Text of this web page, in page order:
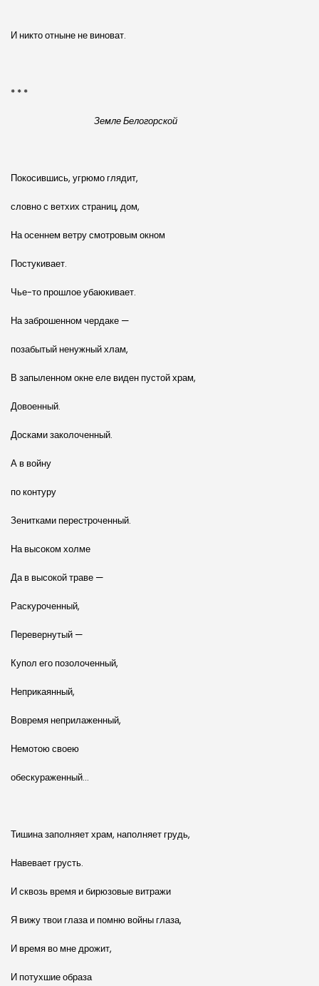
И никто отныне не виноват.
* * *
Земле Белогорской
Покосившись, угрюмо глядит,
словно с ветхих страниц, дом,
На осеннем ветру смотровым окном
Постукивает.
Чье-то прошлое убаюкивает.
На заброшенном чердаке —
позабытый ненужный хлам,
В запыленном окне еле виден пустой храм,
Довоенный.
Досками заколоченный.
А в войну
по контуру
Зенитками перестроченный.
На высоком холме
Да в высокой траве —
Раскуроченный,
Перевернутый —
Купол его позолоченный,
Неприкаянный,
Вовремя неприлаженный,
Немотою своею
обескураженный…
Тишина заполняет храм, наполняет грудь,
Навевает грусть.
И сквозь время и бирюзовые витражи
Я вижу твои глаза и помню войны глаза,
И время во мне дрожит,
И потухшие образа